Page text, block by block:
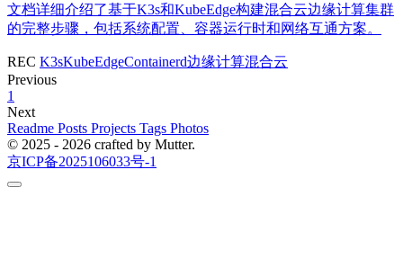
文档详细介绍了基于K3s和KubeEdge构建混合云边缘计算集群
的完整步骤，包括系统配置、容器运行时和网络互通方案。
REC K3sKubeEdgeContainerd边缘计算混合云
Previous
1
Next
Readme Posts Projects Tags Photos
© 2025 - 2026 crafted by Mutter.
京ICP备2025106033号-1